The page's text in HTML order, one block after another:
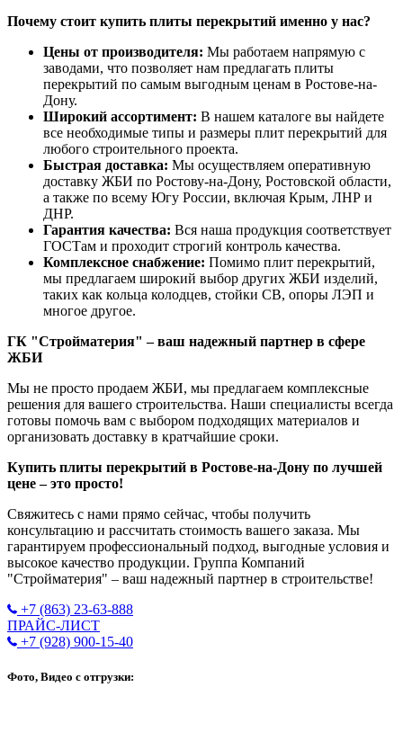
Почему стоит купить плиты перекрытий именно у нас?
Цены от производителя: Мы работаем напрямую с
заводами, что позволяет нам предлагать плиты
перекрытий по самым выгодным ценам в Ростове-на-
Дону.
Широкий ассортимент: В нашем каталоге вы найдете
все необходимые типы и размеры плит перекрытий для
любого строительного проекта.
Быстрая доставка: Мы осуществляем оперативную
доставку ЖБИ по Ростову-на-Дону, Ростовской области,
а также по всему Югу России, включая Крым, ЛНР и
ДНР.
Гарантия качества: Вся наша продукция соответствует
ГОСТам и проходит строгий контроль качества.
Комплексное снабжение: Помимо плит перекрытий,
мы предлагаем широкий выбор других ЖБИ изделий,
таких как кольца колодцев, стойки СВ, опоры ЛЭП и
многое другое.
ГК "Стройматерия" – ваш надежный партнер в сфере
ЖБИ
Мы не просто продаем ЖБИ, мы предлагаем комплексные
решения для вашего строительства. Наши специалисты всегда
готовы помочь вам с выбором подходящих материалов и
организовать доставку в кратчайшие сроки.
Купить плиты перекрытий в Ростове-на-Дону по лучшей
цене – это просто!
Свяжитесь с нами прямо сейчас, чтобы получить
консультацию и рассчитать стоимость вашего заказа. Мы
гарантируем профессиональный подход, выгодные условия и
высокое качество продукции. Группа Компаний
"Стройматерия" – ваш надежный партнер в строительстве!
+7 (863) 23-63-888
ПРАЙС-ЛИСТ
+7 (928) 900-15-40
Фото, Видео с отгрузки: